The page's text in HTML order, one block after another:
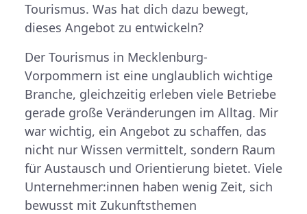
Tourismus. Was hat dich dazu bewegt,
dieses Angebot zu entwickeln?
Der Tourismus in Mecklenburg-
Vorpommern ist eine unglaublich wichtige
Branche, gleichzeitig erleben viele Betriebe
gerade große Veränderungen im Alltag. Mir
war wichtig, ein Angebot zu schaffen, das
nicht nur Wissen vermittelt, sondern Raum
für Austausch und Orientierung bietet. Viele
Unternehmer:innen haben wenig Zeit, sich
bewusst mit Zukunftsthemen